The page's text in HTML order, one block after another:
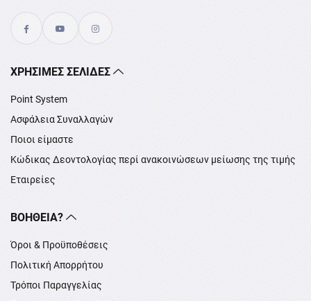
XΡΉΣΙΜΕΣ ΣΕΛΊΔΕΣ
Point System
Ασφάλεια Συναλλαγών
Ποιοι είμαστε
Κώδικας Δεοντολογίας περί ανακοινώσεων μείωσης της τιμής
Εταιρείες
ΒΟΉΘΕΙΑ?
Όροι & Προϋποθέσεις
Πολιτική Απορρήτου
Τρόποι Παραγγελίας